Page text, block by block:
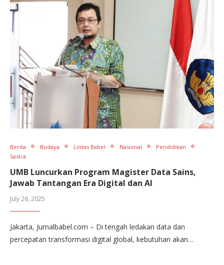
Berita Budaya Lintas Babel Nasional
Pendidikan
Sastra
UMB Luncurkan Program Magister Data Sains,
Jawab Tantangan Era Digital dan AI
July 26, 2025
Jakarta, Jurnalbabel.com – Di tengah ledakan data dan
percepatan transformasi digital global, kebutuhan akan…